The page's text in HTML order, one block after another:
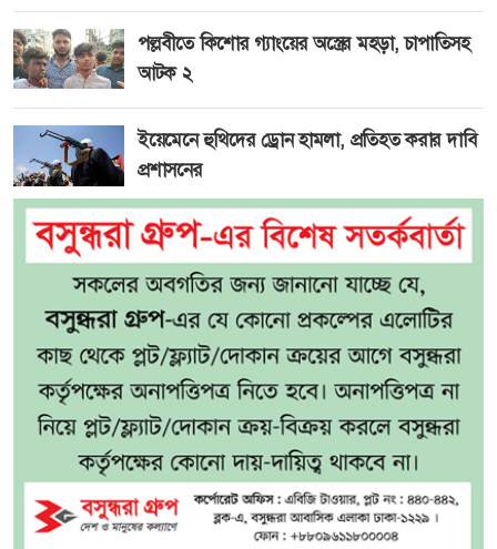
পল্লবীতে কিশোর গ্যাংয়ের অস্ত্রের মহড়া, চাপাতিসহ
আটক ২
ইয়েমেনে হুথিদের ড্রোন হামলা, প্রতিহত করার দাবি
প্রশাসনের